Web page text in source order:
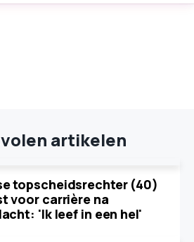
artikelen
topscheidsrechter (40)
voor carrière na
'Ik leef in een hel'